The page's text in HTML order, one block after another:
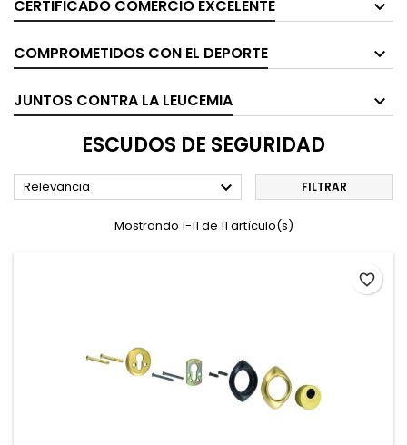
CERTIFICADO COMERCIO EXCELENTE
COMPROMETIDOS CON EL DEPORTE
JUNTOS CONTRA LA LEUCEMIA
ESCUDOS DE SEGURIDAD
Relevancia  FILTRAR
Mostrando 1-11 de 11 artículo(s)
favorite_border